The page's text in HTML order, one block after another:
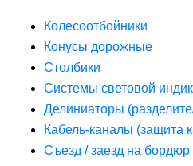
Колесоотбойники
Конусы дорожные
Столбики
Системы световой
Делиниаторы
Кабель-каналы (защита
Съезд / заезд на бордюр